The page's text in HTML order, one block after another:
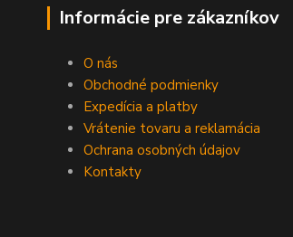
Informácie pre zákazníkov
O nás
Obchodné podmienky
Expedícia a platby
Vrátenie tovaru a reklamácia
Ochrana osobných údajov
Kontakty